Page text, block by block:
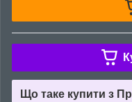
Що таке купити з